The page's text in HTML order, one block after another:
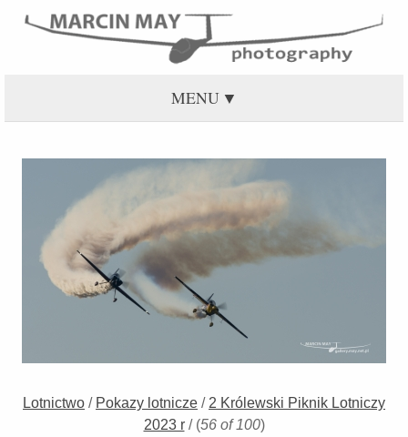
MENU
Lotnictwo / Pokazy lotnicze / 2 Królewski Piknik Lotniczy
2023 r/ (56 of 100)